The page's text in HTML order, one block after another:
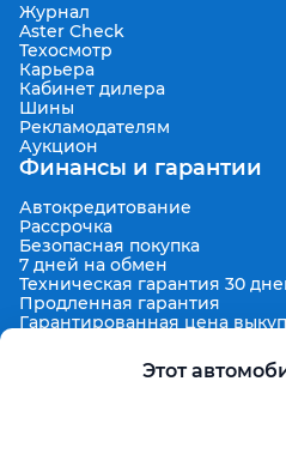
Этот
Журнал
Aster Check
Техосмотр
Карьера
Кабинет дилера
Шины
Рекламодателям
Аукцион
Финансы и гарантии
Автокредитование
Рассрочка
Безопасная покупка
7 дней на обмен
Техническая гарантия 30
Продленная гарантия
Гарантированная цена
Поддержка